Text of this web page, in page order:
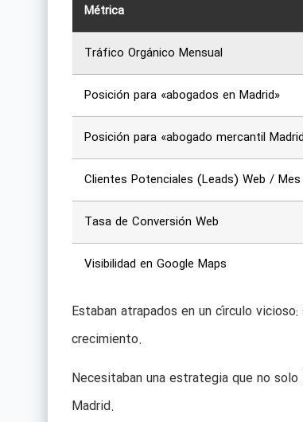
Métrica
Tráfico Orgánico Mensual
Posición para «abogados en Madrid»
Posición para «abogado mercantil
Clientes Potenciales (Leads) Web / Mes
Tasa de Conversión Web
Visibilidad en Google Maps
Estaban atrapados en un círculo
crecimiento.
Necesitaban una estrategia que no
Madrid.